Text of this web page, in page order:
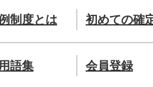
制度とは 初めての確
語集 会員登録